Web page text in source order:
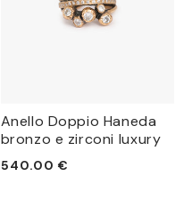
Anello Doppio Haneda
bronzo e zirconi luxury
Prezzo
540.00 €